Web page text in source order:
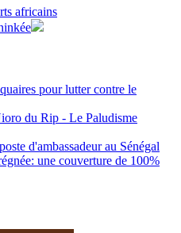
africains
pour lutter contre le
du Rip - Le Paludisme
d'ambassadeur au Sénégal
une couverture de 100%